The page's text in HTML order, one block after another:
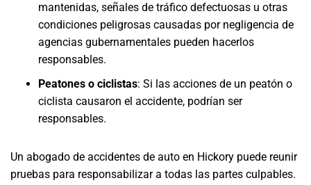
mantenidas, señales de tráfico defectuosas u otras
condiciones peligrosas causadas por negligencia de
agencias gubernamentales pueden hacerlos
responsables.
Peatones o ciclistas: Si las acciones de un peatón o
ciclista causaron el accidente, podrían ser
responsables.
Un abogado de accidentes de auto en Hickory puede reunir
pruebas para responsabilizar a todas las partes culpables.